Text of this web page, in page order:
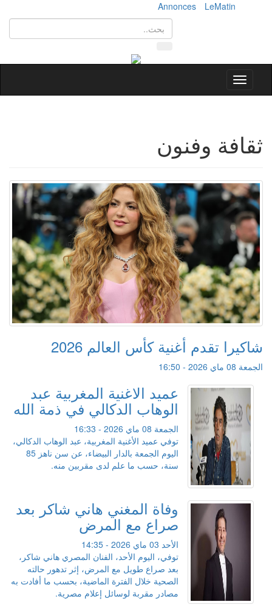
LeMatin
Annonces
Toggle
navigation
ثقافة وفنون
شاكيرا تقدم أغنية كأس العالم 2026
الجمعة 08 ماي 2026 - 16:50
عميد الاغنية المغربية عبد
الوهاب الدكالي في ذمة الله
الجمعة 08 ماي 2026 - 16:33
توفي عميد الأغنية المغربية، عبد الوهاب الدكالي،
اليوم الجمعة بالدار البيضاء، عن سن ناهز 85
سنة، حسب ما علم لدى مقربين منه.
وفاة المغني هاني شاكر بعد
صراع مع المرض
الأحد 03 ماي 2026 - 14:35
توفي، اليوم الأحد، الفنان المصري هاني شاكر،
بعد صراع طويل مع المرض، إثر تدهور حالته
الصحية خلال الفترة الماضية، بحسب ما أفادت به
مصادر مقربة لوسائل إعلام مصرية.